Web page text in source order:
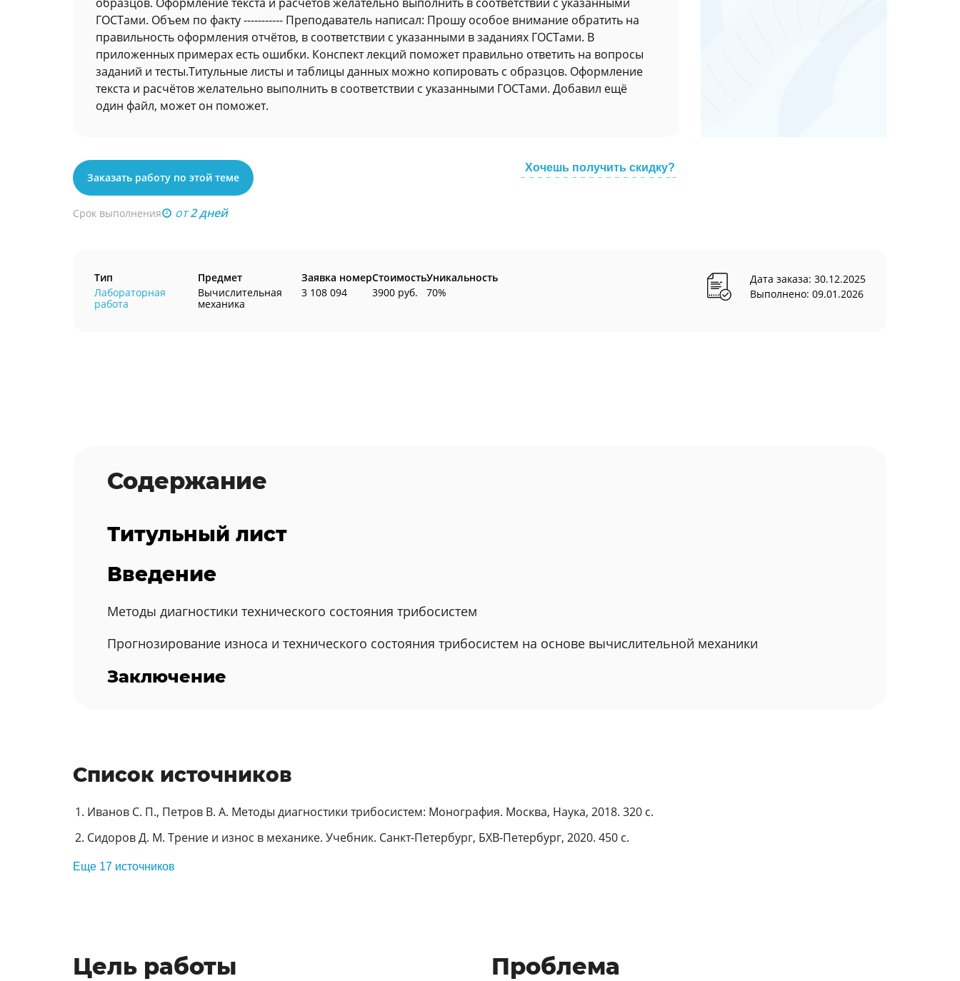
ГОСТами. Объем по факту ----------- Преподаватель написал: Прошу особое внимание обратить на
правильность оформления отчётов, в соответствии с указанными в заданиях ГОСТами. В
приложенных примерах есть ошибки. Конспект лекций поможет правильно ответить на вопросы
заданий и тесты.Титульные листы и таблицы данных можно копировать с образцов. Оформление
текста и расчётов желательно выполнить в соответствии с указанными ГОСТами. Добавил ещё
один файл, может он поможет.
Заказать работу по этой теме
Срок выполнения от2 дней
Хочешь получить скидку?
Тип
Лабораторная
работа
Предмет
Вычислительная
механика
Заявка номер
3 108 094
Стоимость
3900 руб.
Уникальность
70%
Дата заказа: 30.12.2025
Выполнено: 09.01.2026
Содержание
Титульный лист
Введение
Методы диагностики технического состояния трибосистем
Прогнозирование износа и технического состояния трибосистем на основе вычислительной механики
Заключение
Список источников
Иванов С. П., Петров В. А. Методы диагностики трибосистем: Монография. Москва, Наука, 2018. 320 с.
Сидоров Д. М. Трение и износ в механике. Учебник. Санкт-Петербург, БХВ-Петербург, 2020. 450 с.
Еще 17 источников
Цель работы Проблема